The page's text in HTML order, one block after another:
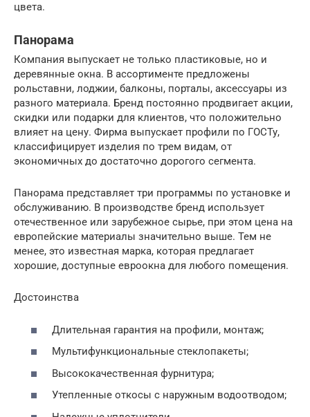
цвета.
Панорама
Компания выпускает не только пластиковые, но и
деревянные окна. В ассортименте предложены
рольставни, лоджии, балконы, порталы, аксессуары из
разного материала. Бренд постоянно продвигает акции,
скидки или подарки для клиентов, что положительно
влияет на цену. Фирма выпускает профили по ГОСТу,
классифицирует изделия по трем видам, от
экономичных до достаточно дорогого сегмента.
Панорама представляет три программы по установке и
обслуживанию. В производстве бренд использует
отечественное или зарубежное сырье, при этом цена на
европейские материалы значительно выше. Тем не
менее, это известная марка, которая предлагает
хорошие, доступные евроокна для любого помещения.
Достоинства
Длительная гарантия на профили, монтаж;
Мультифункциональные стеклопакеты;
Высококачественная фурнитура;
Утепленные откосы с наружным водоотводом;